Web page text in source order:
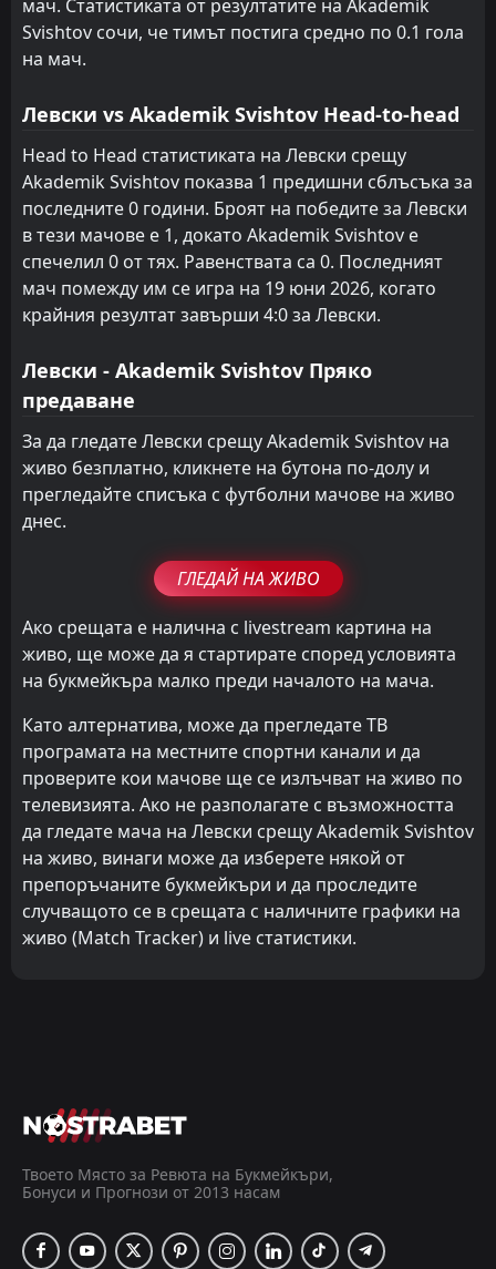
мач. Статистиката от резултатите на Akademik
Svishtov сочи, че тимът постига средно по 0.1 гола
на мач.
Левски vs Akademik Svishtov Head-to-head
Head to Head статистиката на Левски срещу
Akademik Svishtov показва 1 предишни сблъсъка за
последните 0 години. Броят на победите за Левски
в тези мачове е 1, докато Akademik Svishtov е
спечелил 0 от тях. Равенствата са 0. Последният
мач помежду им се игра на 19 юни 2026, когато
крайния резултат завърши 4:0 за Левски.
Левски - Akademik Svishtov Пряко
предаване
За да гледате Левски срещу Akademik Svishtov на
живо безплатно, кликнете на бутона по-долу и
прегледайте списъка с футболни мачове на живо
днес.
ГЛЕДАЙ НА ЖИВО
Ако срещата е налична с livestream картина на
живо, ще може да я стартирате според условията
на букмейкъра малко преди началото на мача.
Като алтернатива, може да прегледате ТВ
програмата на местните спортни канали и да
проверите кои мачове ще се излъчват на живо по
телевизията. Ако не разполагате с възможността
да гледате мача на Левски срещу Akademik Svishtov
на живо, винаги може да изберете някой от
препоръчаните букмейкъри и да проследите
случващото се в срещата с наличните графики на
живо (Match Tracker) и live статистики.
Твоето Място за Ревюта на Букмейкъри,
Бонуси и Прогнози от 2013 насам